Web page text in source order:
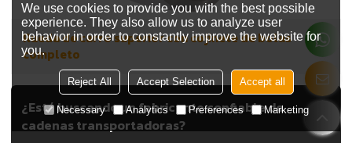
Rueda de carro superior con cojinete de bolas
completo
¿Está buscando un fabricante confiable de
cadenas transportadoras?
We use cookies to provide you with the best possible
experience. They also allow us to analyze user
behavior in order to constantly improve the website for
you.
Reject All Accept Selection Accept all
Necessary Analytics Preferences Marketing